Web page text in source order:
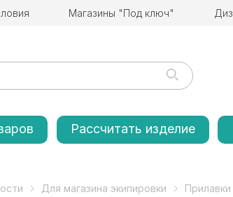
Магазины "Под ключ"
Рассчитать изделие
Для магазина экипировки